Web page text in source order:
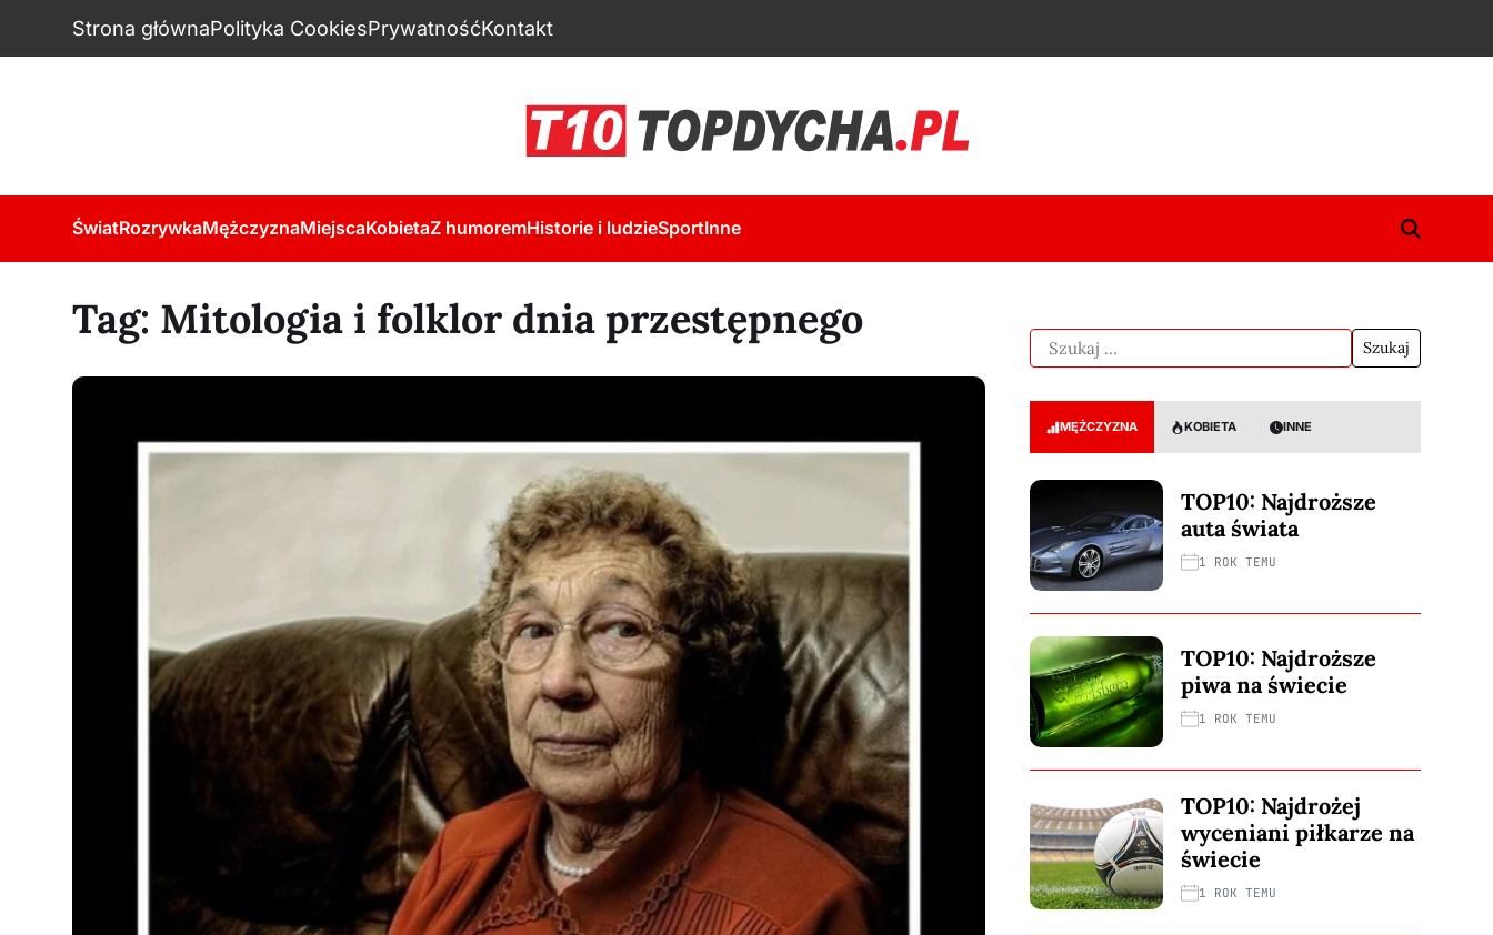
Strona głównaPolityka CookiesPrywatnośćKontakt
ŚwiatRozrywkaMężczyznaMiejscaKobietaZ humoremHistorie i ludzieSportInne
Tag: Mitologia i folklor dnia przestępnego
MĘŻCZYZNA KOBIETA INNE
TOP10: Najdroższe
auta świata
1 ROK TEMU
TOP10: Najdroższe
piwa na świecie
1 ROK TEMU
TOP10: Najdrożej
wyceniani piłkarze na
świecie
1 ROK TEMU